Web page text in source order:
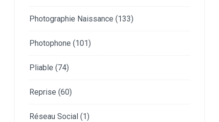
Photographie Naissance (133)
Photophone (101)
Pliable (74)
Reprise (60)
Réseau Social (1)